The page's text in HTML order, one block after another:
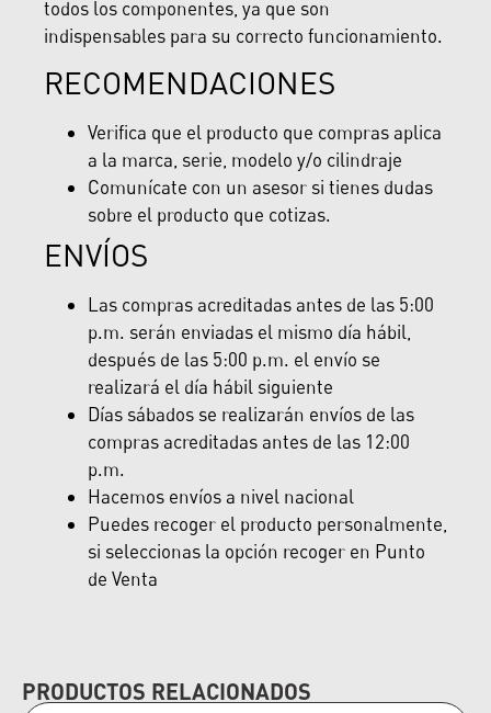
todos los componentes, ya que son
indispensables para su correcto funcionamiento.
RECOMENDACIONES
Verifica que el producto que compras aplica
a la marca, serie, modelo y/o cilindraje
Comunícate con un asesor si tienes dudas
sobre el producto que cotizas.
ENVÍOS
Las compras acreditadas antes de las 5:00
p.m. serán enviadas el mismo día hábil,
después de las 5:00 p.m. el envío se
realizará el día hábil siguiente
Días sábados se realizarán envíos de las
compras acreditadas antes de las 12:00
p.m.
Hacemos envíos a nivel nacional
Puedes recoger el producto personalmente,
si seleccionas la opción recoger en Punto
de Venta
PRODUCTOS RELACIONADOS